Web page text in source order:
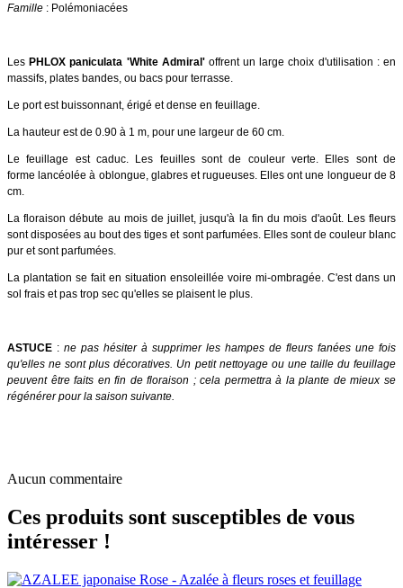
Famille : Polémoniacées
Les PHLOX paniculata 'White Admiral' offrent un large choix d'utilisation : en
massifs, plates bandes, ou bacs pour terrasse.
Le port est buissonnant, érigé et dense en feuillage.
La hauteur est de 0.90 à 1 m, pour une largeur de 60 cm.
Le feuillage est caduc. Les feuilles sont de couleur verte. Elles sont de
forme lancéolée à oblongue, glabres et rugueuses. Elles ont une longueur de 8
cm.
La floraison débute au mois de juillet, jusqu'à la fin du mois d'août. Les fleurs
sont disposées au bout des tiges et sont parfumées. Elles sont de couleur blanc
pur et sont parfumées.
La plantation se fait en situation ensoleillée voire mi-ombragée. C'est dans un
sol frais et pas trop sec qu'elles se plaisent le plus.
ASTUCE : ne pas hésiter à supprimer les hampes de fleurs fanées une fois
qu'elles ne sont plus décoratives. Un petit nettoyage ou une taille du feuillage
peuvent être faits en fin de floraison ; cela permettra à la plante de mieux se
régénérer pour la saison suivante.
Aucun commentaire
Ces produits sont susceptibles de vous
intéresser !